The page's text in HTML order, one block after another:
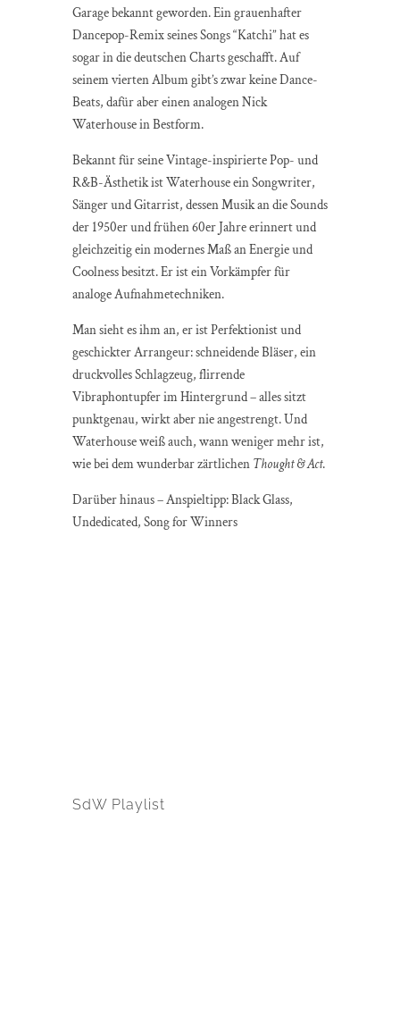
Garage bekannt geworden. Ein grauenhafter
Dancepop-Remix seines Songs “Katchi” hat es
sogar in die deutschen Charts geschafft. Auf
seinem vierten Album gibt’s zwar keine Dance-
Beats, dafür aber einen analogen Nick
Waterhouse in Bestform.
Bekannt für seine Vintage-inspirierte Pop- und
R&B-Ästhetik ist Waterhouse ein Songwriter,
Sänger und Gitarrist, dessen Musik an die Sounds
der 1950er und frühen 60er Jahre erinnert und
gleichzeitig ein modernes Maß an Energie und
Coolness besitzt. Er ist ein Vorkämpfer für
analoge Aufnahmetechniken.
Man sieht es ihm an, er ist Perfektionist und
geschickter Arrangeur: schneidende Bläser, ein
druckvolles Schlagzeug, flirrende
Vibraphontupfer im Hintergrund – alles sitzt
punktgenau, wirkt aber nie angestrengt. Und
Waterhouse weiß auch, wann weniger mehr ist,
wie bei dem wunderbar zärtlichen Thought & Act.
Darüber hinaus – Anspieltipp: Black Glass,
Undedicated, Song for Winners
SdW Playlist